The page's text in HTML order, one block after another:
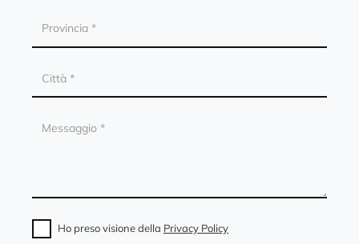
Ho preso visione della Privacy Policy